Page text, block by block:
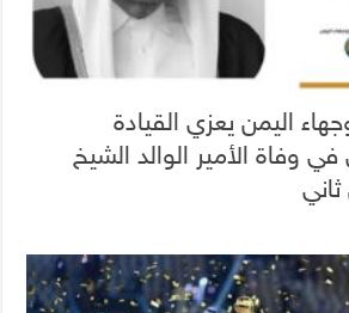
اليمن يعزي القيادة
وفاة الأمير الوالد الشيخ